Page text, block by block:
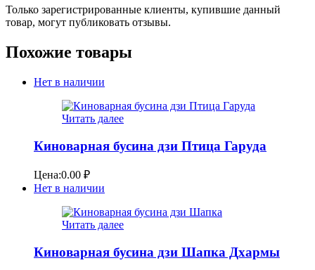
Только зарегистрированные клиенты, купившие данный
товар, могут публиковать отзывы.
Похожие товары
Нет в наличии
Читать далее
Киноварная бусина дзи Птица Гаруда
Цена:0.00 ₽
Нет в наличии
Читать далее
Киноварная бусина дзи Шапка Дхармы